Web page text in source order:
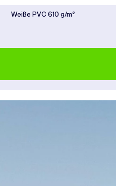
Weiße PVC 610 g/m²